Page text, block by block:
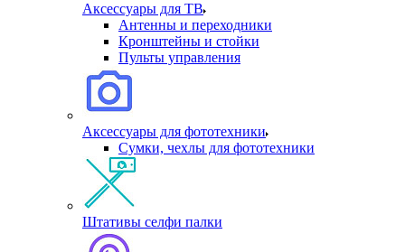
Аксессуары для ТВ
Антенны и переходники
Кронштейны и стойки
Пульты управления
Аксессуары для фототехники
Сумки, чехлы для фототехники
Штативы селфи палки